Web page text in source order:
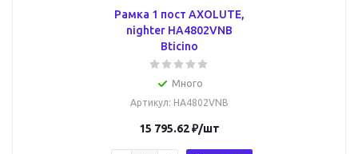
Рамка 1 пост AXOLUTE,
nighter HA4802VNB
Bticino
Много
Артикул: HA4802VNB
15 795.62₽/шт